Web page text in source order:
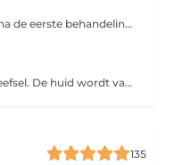
Een CooLifting behandeling geeft vaak al na de eerste behandeling zichtbaar resultaat, fijne lijntjes verdwijnen, diepere rimpels vervagen en trekken zich sterk terug. CooLifting zorgt voor een intense verjonging van huid en bindweefsel rond de ogen en de mond, op het voorhoofd en de nek. Je kan zelfs spreken van een 'botox-like' effect maar op een veel natuurlijkere en gezondere wijze. Het toestel combineert onder hoge druk CO2 met een extreem hoge concentratie aan geatomiseerde actieve stoffen als hyaluronzuur, peptiden, glycerine en gehydroliseerde tarweproteïnen. Een boost bestaat uit 1 behandeling per week gedurende 8 weken na elkaar. Daarna is er een onderhoud aangewezen van 1 behandeling om de 4 tot 5 weken omdat de huid zich elke 4 weken vernieuwt. Voorafgaand wordt de huid diep gereinigd met de producten van 'elementre' zodat de poriën goed vrij zijn en we de behandeling optimaal kunnen insluizen.
Diepe massage van de huid en het bindweefsel. De huid wordt vacuüm omhoog gezogen en de klepjes masseren zachtjes de huidlagen. Dit zorgt voor stimulatie van de fibroblasten (cellen die collageen, elastine en hyaluronzuur aanmaken) waardoor de productie van deze stoffen verhoogd wordt. Het zorgt ook voor een verbeterde doorbloeding en lymfedrainage. Afvalstoffen en vocht worden sneller afgevoerd hierdoor zien we een mooie verbetering op wallen en donkere kringen en verschijnt er een frisse teint. Deze niet-invasieve, mechanische stimulatie techniek maakt de huid van het gezicht, de hals en decolleté gladder en strakker.
135